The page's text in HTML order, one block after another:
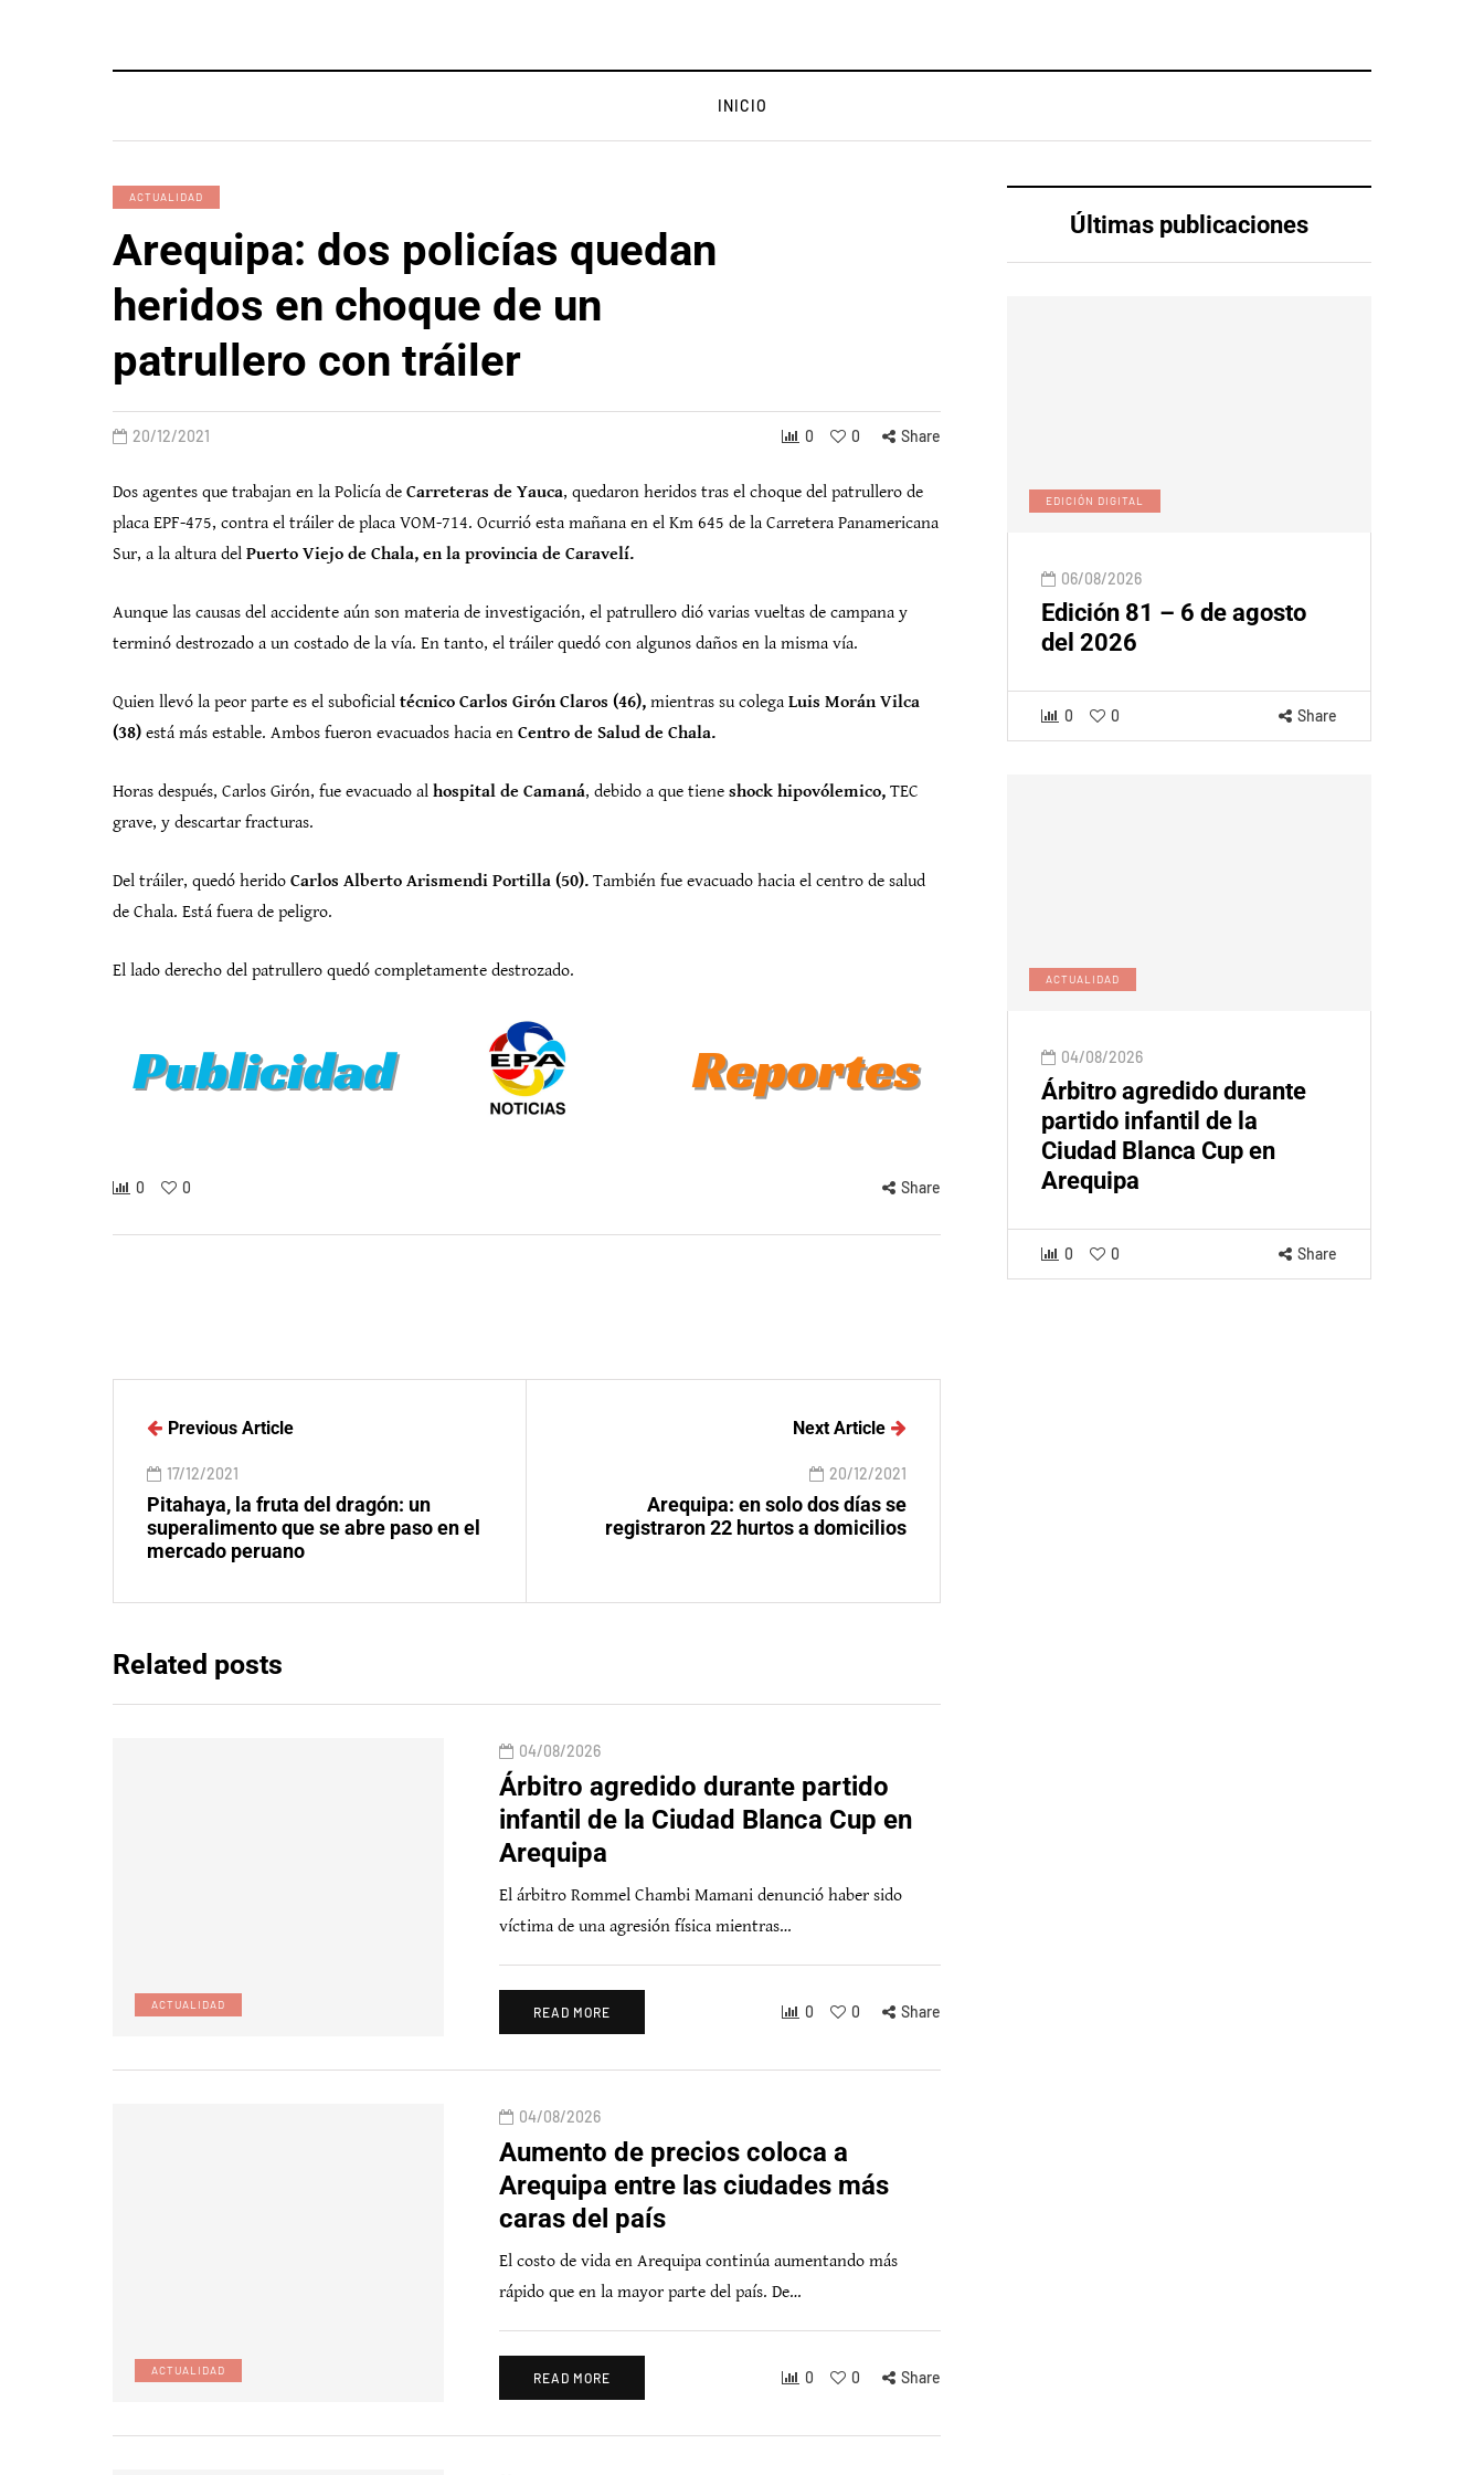
INICIO
ACTUALIDAD
Arequipa: dos policías quedan
heridos en choque de un
patrullero con tráiler
20/12/2021 0 0 Share
Dos agentes que trabajan en la Policía de Carreteras de Yauca, quedaron heridos tras el choque del patrullero de
placa EPF-475, contra el tráiler de placa VOM-714. Ocurrió esta mañana en el Km 645 de la Carretera Panamericana
Sur, a la altura del Puerto Viejo de Chala, en la provincia de Caravelí.
Aunque las causas del accidente aún son materia de investigación, el patrullero dió varias vueltas de campana y
terminó destrozado a un costado de la vía. En tanto, el tráiler quedó con algunos daños en la misma vía.
Quien llevó la peor parte es el suboficial técnico Carlos Girón Claros (46), mientras su colega Luis Morán Vilca
(38) está más estable. Ambos fueron evacuados hacia en Centro de Salud de Chala.
Horas después, Carlos Girón, fue evacuado al hospital de Camaná, debido a que tiene shock hipovólemico, TEC
grave, y descartar fracturas.
Del tráiler, quedó herido Carlos Alberto Arismendi Portilla (50). También fue evacuado hacia el centro de salud
de Chala. Está fuera de peligro.
El lado derecho del patrullero quedó completamente destrozado.
0 0 Share
Últimas publicaciones
EDICIÓN DIGITAL
06/08/2026
Edición 81 – 6 de agosto
del 2026
0 0 Share
ACTUALIDAD
04/08/2026
Árbitro agredido durante
partido infantil de la
Ciudad Blanca Cup en
Arequipa
0 0 Share
Previous Article
17/12/2021
Pitahaya, la fruta del dragón: un
superalimento que se abre paso en el
mercado peruano
Next Article
20/12/2021
Arequipa: en solo dos días se
registraron 22 hurtos a domicilios
Related posts
ACTUALIDAD
04/08/2026
Árbitro agredido durante partido
infantil de la Ciudad Blanca Cup en
Arequipa
El árbitro Rommel Chambi Mamani denunció haber sido
víctima de una agresión física mientras…
READ MORE 0 0 Share
ACTUALIDAD
04/08/2026
Aumento de precios coloca a
Arequipa entre las ciudades más
caras del país
El costo de vida en Arequipa continúa aumentando más
rápido que en la mayor parte del país. De…
READ MORE 0 0 Share